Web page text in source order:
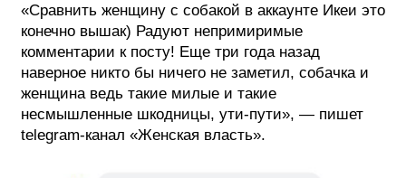
«Сравнить женщину с собакой в аккаунте Икеи это
конечно вышак) Радуют непримиримые
комментарии к посту! Еще три года назад
наверное никто бы ничего не заметил, собачка и
женщина ведь такие милые и такие
несмышленные шкодницы, ути-пути», — пишет
telegram-канал «Женская власть».